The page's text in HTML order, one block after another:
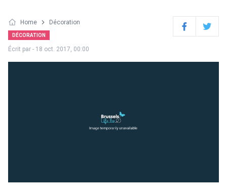
Home Décoration
DÉCORATION FacebookTwitter
Écrit par - 18 oct. 2017, 00:00